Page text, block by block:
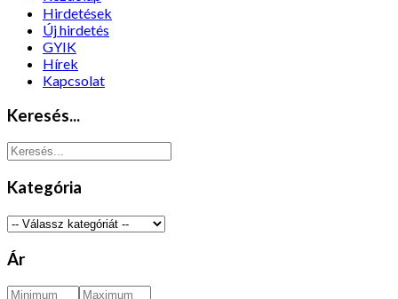
Hirdetések
Új hirdetés
GYIK
Hírek
Kapcsolat
Keresés...
Kategória
Ár